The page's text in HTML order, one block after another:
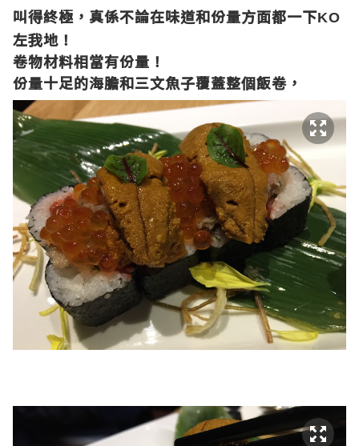
叫得終極，真係不論在味道和份量方面都一下KO
左我地！
卷物材料相當有份量！
份量十足的海膽和三文魚子覆蓋整個飯卷，